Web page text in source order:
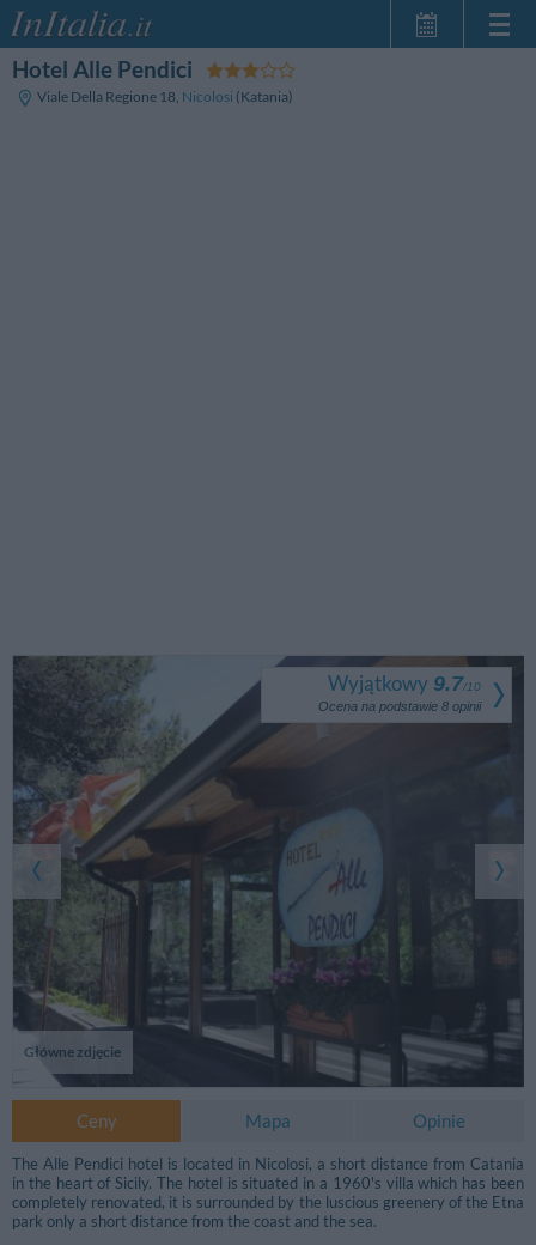
Hotel Alle Pendici
Viale Della Regione 18, Nicolosi (Katania)
Główne zdjęcie
Wyjątkowy 9.7/10
Ocena na podstawie 8 opinii
Ceny Mapa Opinie
The Alle Pendici hotel is located in Nicolosi, a short distance from Catania
in the heart of Sicily. The hotel is situated in a 1960's villa which has been
completely renovated, it is surrounded by the luscious greenery of the Etna
park only a short distance from the coast and the sea.